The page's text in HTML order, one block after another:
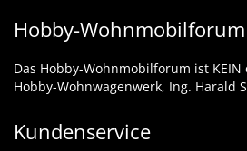
Hobby-Wohnmobilforum
Das Hobby-Wohnmobilforum ist
Hobby-Wohnwagenwerk, Ing. Harald
Kundenservice